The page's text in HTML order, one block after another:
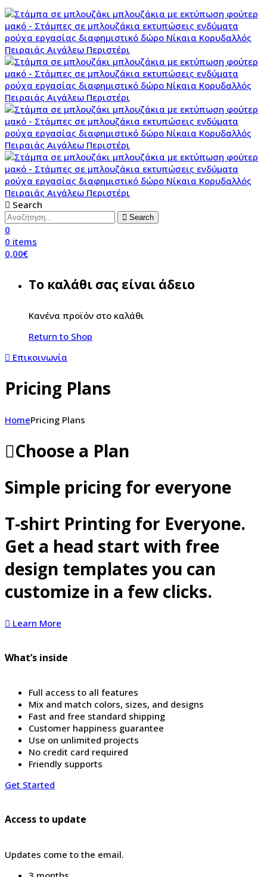
Search
Search
0
0 items
0,00€
Το καλάθι σας είναι άδειο
Κανένα προϊόν στο καλάθι
Return to Shop
Επικοινωνία
Pricing Plans
HomePricing Plans
Choose a Plan
Simple pricing for everyone
T-shirt Printing for Everyone.
Get a head start with free
design templates you can
customize in a few clicks.
Learn More
What’s inside
Full access to all features
Mix and match colors, sizes, and designs
Fast and free standard shipping
Customer happiness guarantee
Use on unlimited projects
No credit card required
Friendly supports
Get Started
Access to update
Updates come to the email.